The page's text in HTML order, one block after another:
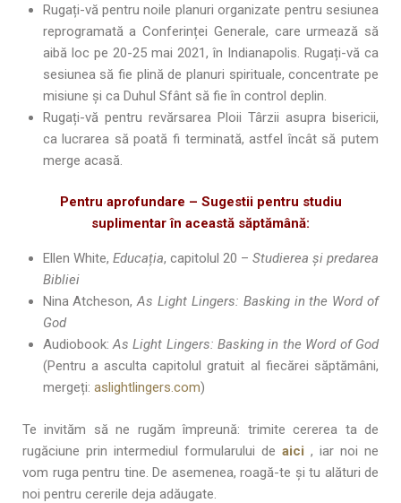
Rugați-vă pentru noile planuri organizate pentru sesiunea
reprogramată a Conferinței Generale, care urmează să
aibă loc pe 20-25 mai 2021, în Indianapolis. Rugați-vă ca
sesiunea să fie plină de planuri spirituale, concentrate pe
misiune și ca Duhul Sfânt să fie în control deplin.
Rugați-vă pentru revărsarea Ploii Târzii asupra bisericii,
ca lucrarea să poată fi terminată, astfel încât să putem
merge acasă.
Pentru aprofundare – Sugestii pentru studiu
suplimentar în această săptămână:
Ellen White, Educația, capitolul 20 – Studierea și predarea
Bibliei
Nina Atcheson,As Light Lingers: Basking in the Word of
God
Audiobook:As Light Lingers: Basking in the Word of God
(Pentru a asculta capitolul gratuit al fiecărei săptămâni,
mergeți: aslightlingers.com)
Te invităm să ne rugăm împreună: trimite cererea ta de
rugăciune prin intermediul formularului de aici , iar noi ne
vom ruga pentru tine. De asemenea, roagă-te şi tu alături de
noi pentru cererile deja adăugate.